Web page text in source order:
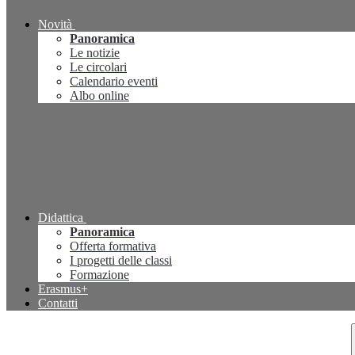
Novità
Panoramica
Le notizie
Le circolari
Calendario eventi
Albo online
Didattica
Panoramica
Offerta formativa
I progetti delle classi
Formazione
Erasmus+
Contatti